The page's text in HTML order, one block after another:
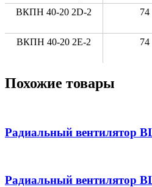
ВКПН 40-20 2D-2 74
ВКПН 40-20 2E-2 74
Похожие товары
Радиальный вентилятор
Радиальный вентилятор